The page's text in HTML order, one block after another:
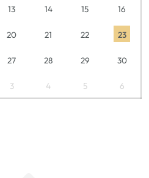
13 14 15 16
20 21 22 23
27 28 29 30
3 4 5 6